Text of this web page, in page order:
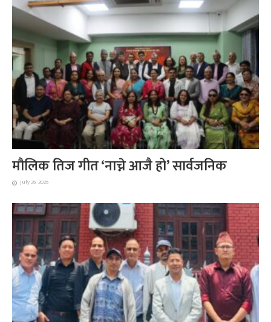
मौलिक तिज गीत ‘नाच्ने आजै हो’ सार्वजनिक
July 26, 2026